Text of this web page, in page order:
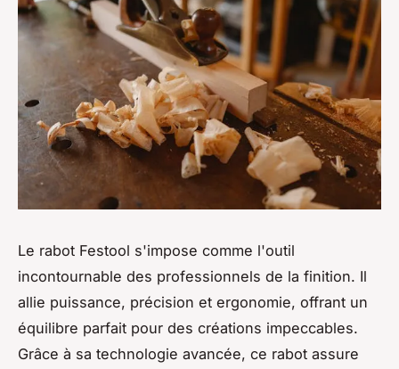
Le rabot Festool s'impose comme l'outil
incontournable des professionnels de la finition. Il
allie puissance, précision et ergonomie, offrant un
équilibre parfait pour des créations impeccables.
Grâce à sa technologie avancée, ce rabot assure